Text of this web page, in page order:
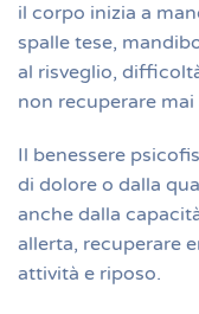
il corpo inizia a
spalle tese,
al risveglio,
non recuperare mai
Il benessere
di dolore o dalla
anche dalla
allerta, recuperare
attività e riposo.